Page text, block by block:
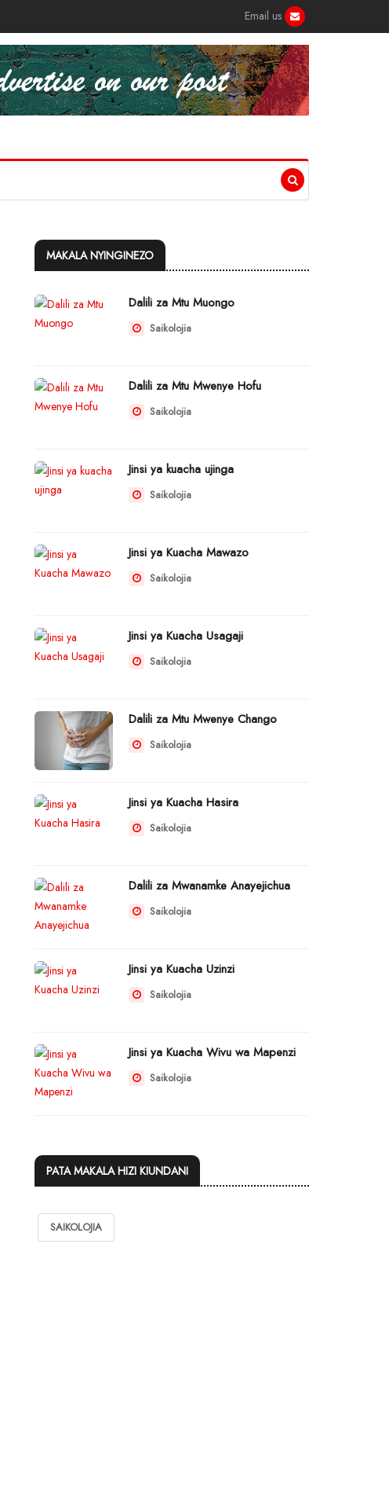
Email us
MAKALA NYINGINEZO
Dalili za Mtu Muongo
Saikolojia
Dalili za Mtu Mwenye Hofu
Saikolojia
Jinsi ya kuacha ujinga
Saikolojia
Jinsi ya Kuacha Mawazo
Saikolojia
Jinsi ya Kuacha Usagaji
Saikolojia
Dalili za Mtu Mwenye Chango
Saikolojia
Jinsi ya Kuacha Hasira
Saikolojia
Dalili za Mwanamke Anayejichua
Saikolojia
Jinsi ya Kuacha Uzinzi
Saikolojia
Jinsi ya Kuacha Wivu wa Mapenzi
Saikolojia
PATA MAKALA HIZI KIUNDANI
SAIKOLOJIA